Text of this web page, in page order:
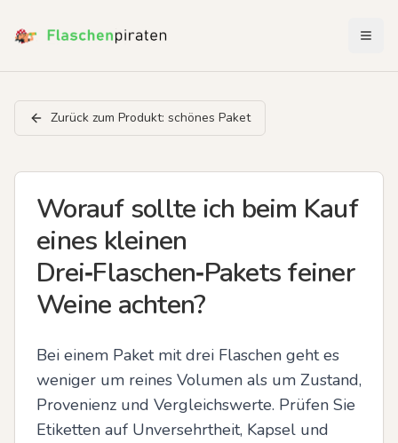
Zurück zum Produkt: schönes Paket
Worauf sollte ich beim Kauf
eines kleinen
Drei‑Flaschen‑Pakets feiner
Weine achten?
Bei einem Paket mit drei Flaschen geht es
weniger um reines Volumen als um Zustand,
Provenienz und Vergleichswerte. Prüfen Sie
Etiketten auf Unversehrtheit, Kapsel und